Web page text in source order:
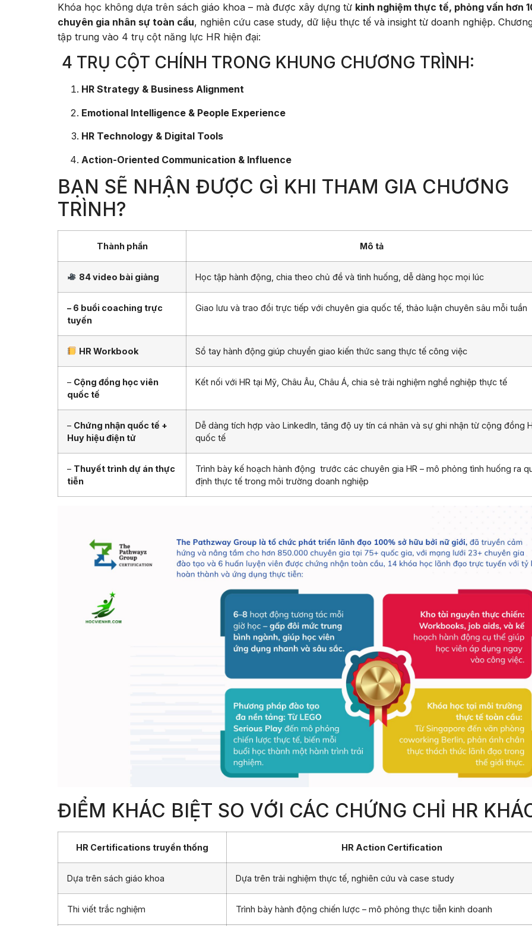
Khóa học không dựa trên sách giáo khoa – mà được xây dựng từ kinh nghiệm thực tế, phỏng vấn hơn
chuyên gia nhân sự toàn cầu, nghiên cứu case study, dữ liệu thực tế và insight từ doanh nghiệp.
tập trung vào 4 trụ cột năng lực HR hiện đại:
4 TRỤ CỘT CHÍNH TRONG KHUNG CHƯƠNG TRÌNH:
HR Strategy & Business Alignment
Emotional Intelligence & People Experience
HR Technology & Digital Tools
Action-Oriented Communication & Influence
BẠN SẼ NHẬN ĐƯỢC GÌ KHI THAM GIA CHƯƠNG
TRÌNH?
Thành phần Mô tả
84 video bài giảng Học tập hành động, chia theo chủ đề và tình huống, dễ dàng học mọi lúc
– 6 buổi coaching trực
tuyến
Giao lưu và trao đổi trực tiếp với chuyên gia quốc tế, thảo luận chuyên sâu mỗi tuần
HR Workbook Sổ tay hành động giúp chuyển giao kiến thức sang thực tế công việc
– Cộng đồng học viên
quốc tế
Kết nối với HR tại Mỹ, Châu Âu, Châu Á, chia sẻ trải nghiệm nghề nghiệp thực tế
– Chứng nhận quốc tế +
Huy hiệu điện tử
Dễ dàng tích hợp vào LinkedIn, tăng độ uy tín cá nhân và sự ghi nhận từ cộng đồng
quốc tế
– Thuyết trình dự án thực
tiễn
Trình bày kế hoạch hành động trước các chuyên gia HR – mô phỏng tình huống ra
định thực tế trong môi trường doanh nghiệp
ĐIỂM KHÁC BIỆT SO VỚI CÁC CHỨNG CHỈ HR
HR Certifications truyền thống HR Action Certification
Dựa trên sách giáo khoa Dựa trên trải nghiệm thực tế, nghiên cứu và case study
Thi viết trắc nghiệm Trình bày hành động chiến lược – mô phỏng thực tiễn kinh doanh